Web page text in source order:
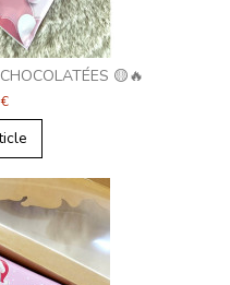
🟡🔥